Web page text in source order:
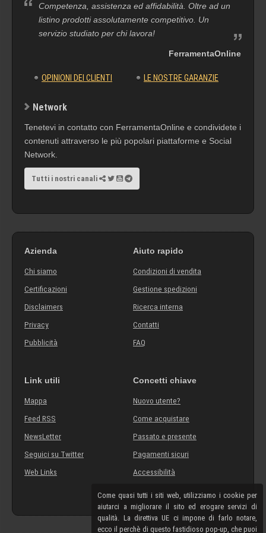
Come quasi tutti i siti web, utilizziamo i cookie per
aiutarci a migliorare il sito ed erogare servizi di
qualità. La direttiva UE ci impone di farlo notare,
ecco il perchè di questo fastidioso pop-up, che puoi
Competenza, assistenza ed affidabilità. Oltre ad un
listino prodotti assolutamente competitivo. Un
servizio studiato per chi lavora!
FerramentaOnline
OPINIONI DEI CLIENTI LE NOSTRE GARANZIE
Network
Tenetevi in contatto con FerramentaOnline e condividete i
contenuti attraverso le più popolari piattaforme e Social
Network.
Tutti i nostri canali
Azienda
Chi siamo
Certificazioni
Disclaimers
Privacy
Pubblicità
Aiuto rapido
Condizioni di vendita
Gestione spedizioni
Ricerca interna
Contatti
FAQ
Link utili
Mappa
Feed RSS
NewsLetter
Seguici su Twitter
Web Links
Concetti chiave
Nuovo utente?
Come acquistare
Passato e presente
Pagamenti sicuri
Accessibilità